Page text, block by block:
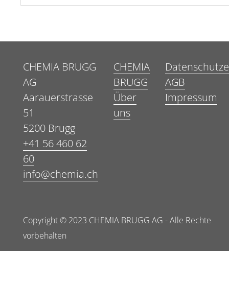
CHEMIA BRUGG
AG
Aarauerstrasse
51
5200 Brugg
+41 56 460 62
60
info@chemia.ch
CHEMIA
BRUGG
Über
uns
AGB
Impressum
Copyright © 2023 CHEMIA BRUGG AG - Alle Rechte
vorbehalten